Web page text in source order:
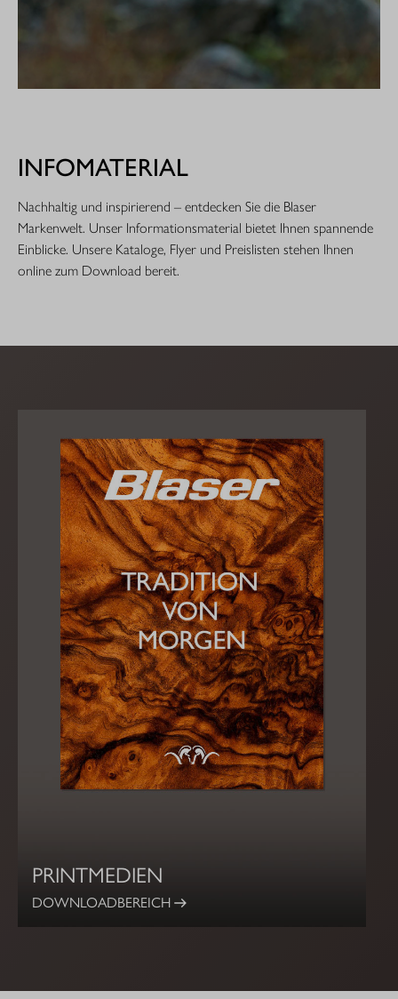
INFOMATERIAL
Nachhaltig und inspirierend – entdecken Sie die Blaser
Markenwelt. Unser Informationsmaterial bietet Ihnen spannende
Einblicke. Unsere Kataloge, Flyer und Preislisten stehen Ihnen
online zum Download bereit.
PRINTMEDIEN
DOWNLOADBEREICH